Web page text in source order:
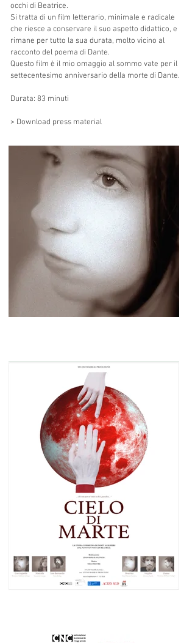
occhi di Beatrice.
Si tratta di un film letterario, minimale e radicale
che riesce a conservare il suo aspetto didattico, e
rimane per tutto la sua durata, molto vicino al
racconto del poema di Dante.
Questo film è il mio omaggio al sommo vate per il
settecentesimo anniversario della morte di Dante.
Durata: 83 minuti
> Download press material